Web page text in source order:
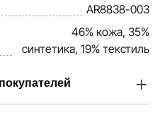
AR8838-003
46% кожа, 35%
синтетика, 19% текстиль
мы работаем над тем,